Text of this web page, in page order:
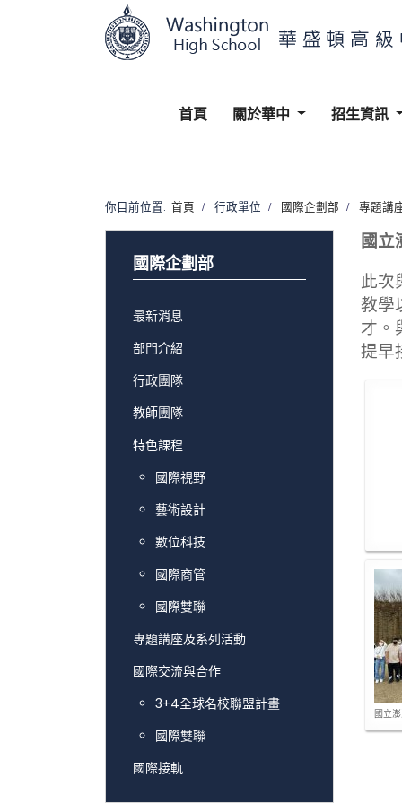
首頁 關於華中 招生資訊
你目前位置: 首頁 行政單位 國際企劃部 專題講
國立
此次
教學
才。
提早
國立
國際企劃部
最新消息
部門介紹
行政團隊
教師團隊
特色課程
國際視野
藝術設計
數位科技
國際商管
國際雙聯
專題講座及系列活動
國際交流與合作
3+4全球名校聯盟計畫
國際雙聯
國際接軌